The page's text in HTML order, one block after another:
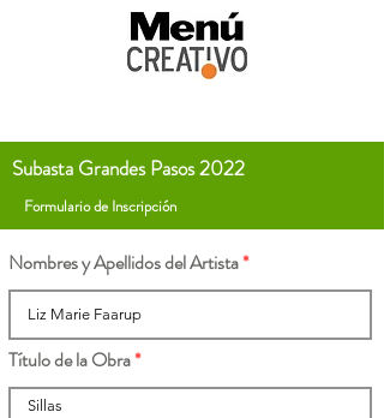
Subasta Grandes Pasos 2022
Formulario de Inscripción
Nombres y Apellidos del Artista
Título de la Obra